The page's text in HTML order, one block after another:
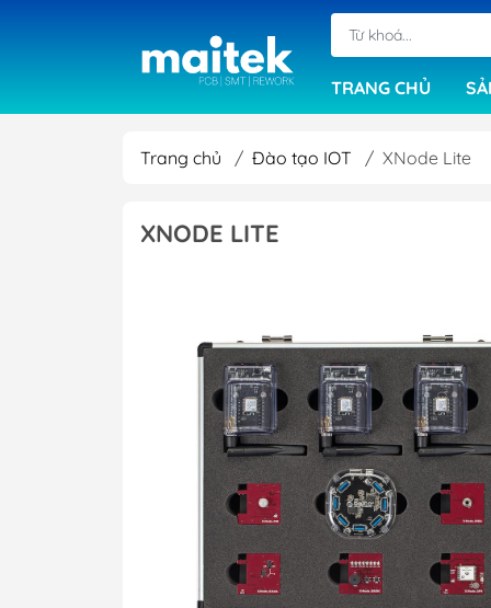
TRANG CHỦ
Phần mềm
Máy in phim
Máy làm mạch in
Máy chải rửa bo
Máy ép phim
Máy hiện hình, ăn
Bể mạ điện phân
Máy chụp UV
Trang chủ / Đào tạo IOT / XNode Lite
XNODE LITE